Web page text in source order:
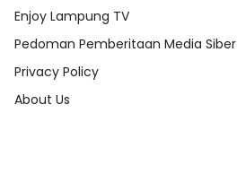
Enjoy Lampung TV
Pedoman Pemberitaan Media Siber
Privacy Policy
About Us